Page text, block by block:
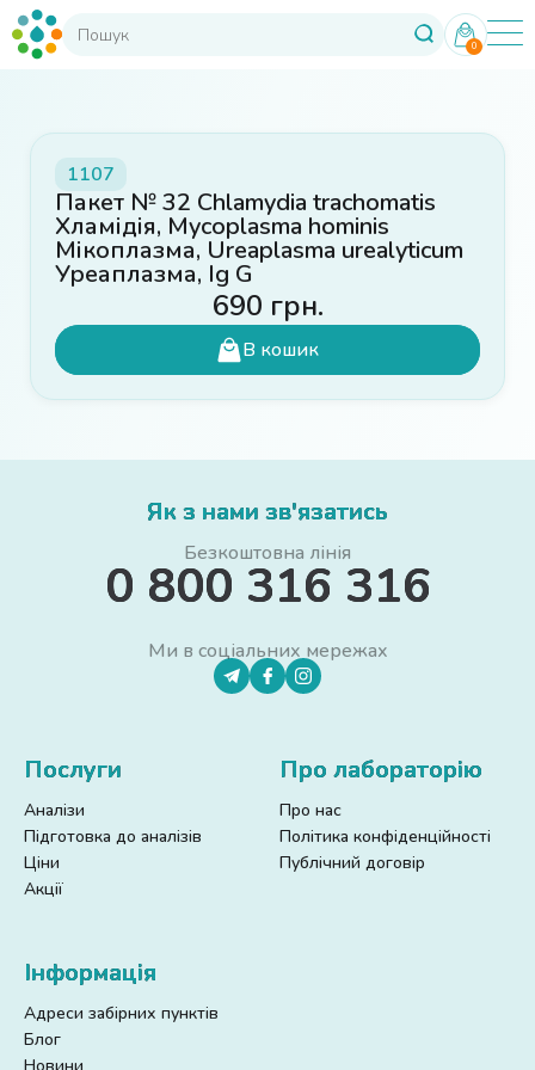
0
1107
Пакет № 32 Chlamydia trachomatis
Хламідія, Mycoplasma hominis
Мікоплазма, Ureaplasma urealyticum
Уреаплазма, Ig G
690 грн.
В кошик
Як з нами зв'язатись
Безкоштовна лінія
0 800 316 316
Ми в соціальних мережах
Послуги
Аналізи
Підготовка до аналізів
Ціни
Акції
Про лабораторію
Про нас
Політика конфіденційності
Публічний договір
Інформація
Адреси забірних пунктів
Блог